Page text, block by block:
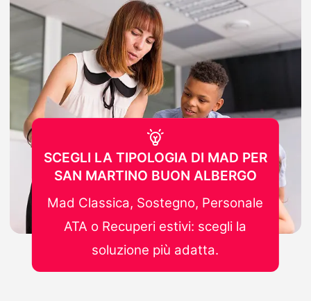
SCEGLI LA TIPOLOGIA DI MAD PER
SAN MARTINO BUON ALBERGO
Mad Classica, Sostegno, Personale
ATA o Recuperi estivi: scegli la
soluzione più adatta.